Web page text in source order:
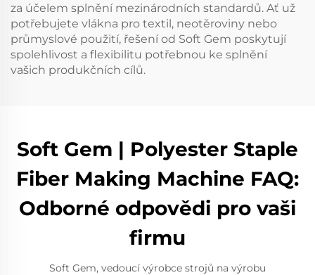
za účelem splnění mezinárodních standardů. Ať už
potřebujete vlákna pro textil, neotěroviny nebo
průmyslové použití, řešení od Soft Gem poskytují
spolehlivost a flexibilitu potřebnou ke splnění
vašich produkčních cílů.
Soft Gem | Polyester Staple
Fiber Making Machine FAQ:
Odborné odpovědi pro vaši
firmu
Soft Gem, vedoucí výrobce strojů na výrobu